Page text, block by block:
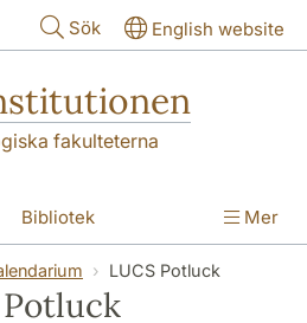
Sök English website
fakulteterna
Bibliotek Mer
LUCS Potluck